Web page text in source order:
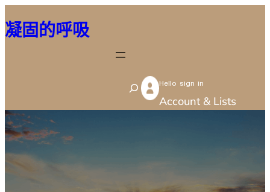
至
容
凝固的呼吸
S
e
Hello sign in
Account & Lists